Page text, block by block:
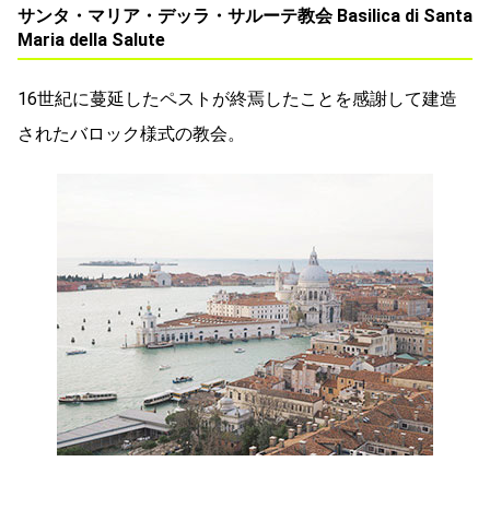
サンタ・マリア・デッラ・サルーテ教会 Basilica di Santa
Maria della Salute
16世紀に蔓延したペストが終焉したことを感謝して建造
されたバロック様式の教会。